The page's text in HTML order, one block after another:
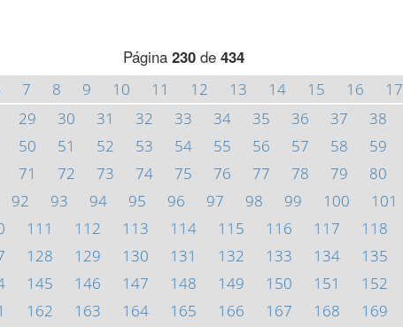
Página 230de 434
7 8 9 10 11 12 13 14 15 16 17
29 30 31 32 33 34 35 36 37 38
50 51 52 53 54 55 56 57 58 59
71 72 73 74 75 76 77 78 79 80
92 93 94 95 96 97 98 99 100 101
111 112 113 114 115 116 117 118
128 129 130 131 132 133 134 135
145 146 147 148 149 150 151 152
162 163 164 165 166 167 168 169